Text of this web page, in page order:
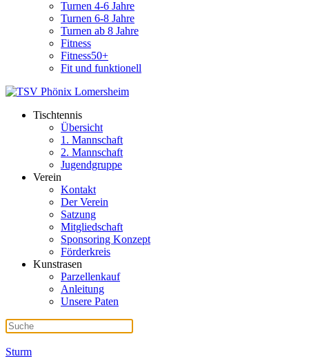
Turnen 4-6 Jahre
Turnen 6-8 Jahre
Turnen ab 8 Jahre
Fitness
Fitness50+
Fit und funktionell
Tischtennis
Übersicht
1. Mannschaft
2. Mannschaft
Jugendgruppe
Verein
Kontakt
Der Verein
Satzung
Mitgliedschaft
Sponsoring Konzept
Förderkreis
Kunstrasen
Parzellenkauf
Anleitung
Unsere Paten
Sturm